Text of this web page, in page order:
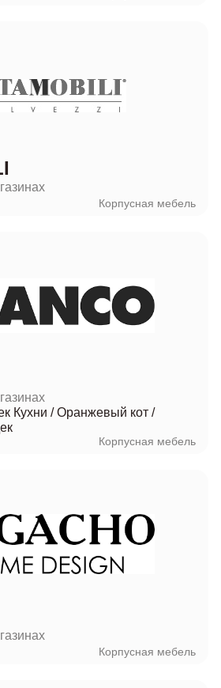
Корпусная мебель
Кухни /Оранжевый кот /
Корпусная мебель
Корпусная мебель